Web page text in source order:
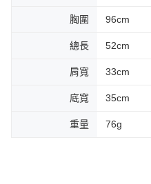
胸圍 96cm
總長 52cm
肩寬 33cm
底寬 35cm
重量 76g